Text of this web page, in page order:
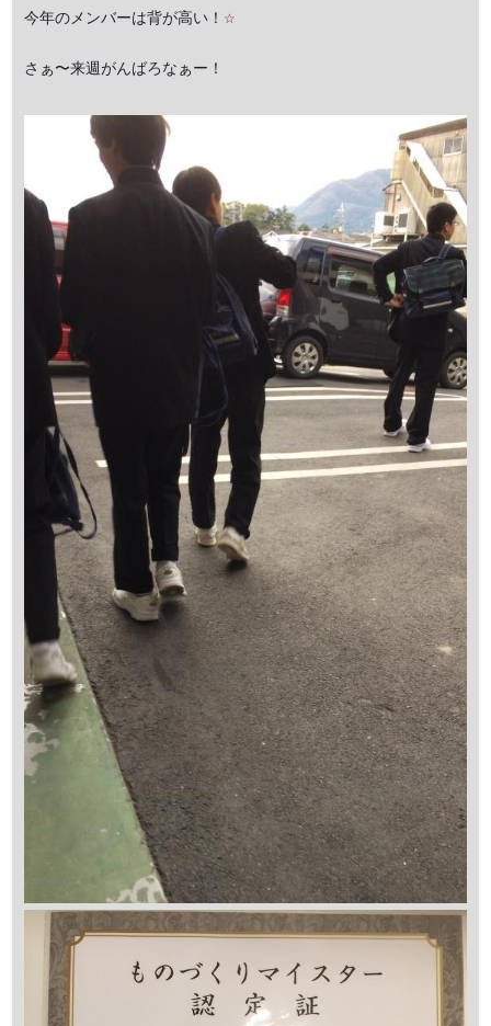
今年のメンバーは背が高い！ ☆
さぁ〜来週がんばろなぁー！